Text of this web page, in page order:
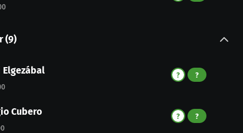
(9)
Elgezábal ? ?
Cubero ? ?